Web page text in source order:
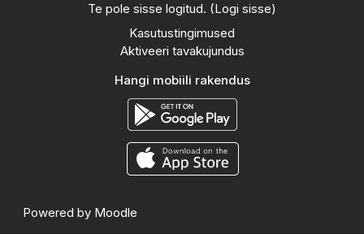
Te pole sisse logitud. (Logi sisse)
Kasutustingimused
Aktiveeri tavakujundus
Hangi mobiili rakendus
Powered by Moodle